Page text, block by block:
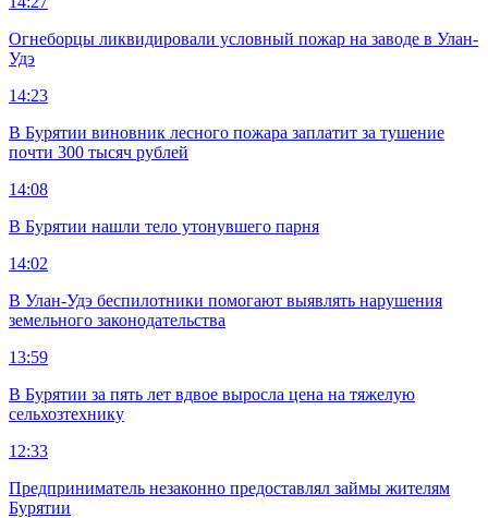
Огнеборцы ликвидировали условный пожар на заводе в Улан-
Удэ
14:23
В Бурятии виновник лесного пожара заплатит за тушение
почти 300 тысяч рублей
14:08
В Бурятии нашли тело утонувшего парня
14:02
В Улан-Удэ беспилотники помогают выявлять нарушения
земельного законодательства
13:59
В Бурятии за пять лет вдвое выросла цена на тяжелую
сельхозтехнику
12:33
Предприниматель незаконно предоставлял займы жителям
Бурятии